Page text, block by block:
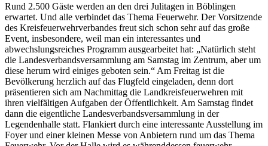
Rund 2.500 Gäste werden an den drei Julitagen in Böblingen
erwartet. Und alle verbindet das Thema Feuerwehr. Der Vorsitzende
des Kreisfeuerwehrverbandes freut sich schon sehr auf das große
Event, insbesondere, weil man ein interessantes und
abwechslungsreiches Programm ausgearbeitet hat: „Natürlich steht
die Landesverbandsversammlung am Samstag im Zentrum, aber um
diese herum wird einiges geboten sein.“ Am Freitag ist die
Bevölkerung herzlich auf das Flugfeld eingeladen, denn dort
präsentieren sich am Nachmittag die Landkreisfeuerwehren mit
ihren vielfältigen Aufgaben der Öffentlichkeit. Am Samstag findet
dann die eigentliche Landesverbandsversammlung in der
Legendenhalle statt. Flankiert durch eine interessante Ausstellung im
Foyer und einer kleinen Messe von Anbietern rund um das Thema